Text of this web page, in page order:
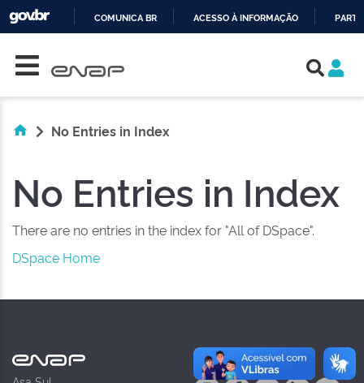
COMUNICA BR ACESSO À INFORMAÇÃO
No Entries in Index
No Entries in Index
There are no entries in the index for "All of DSpace".
DSpace Home
NAS REDES